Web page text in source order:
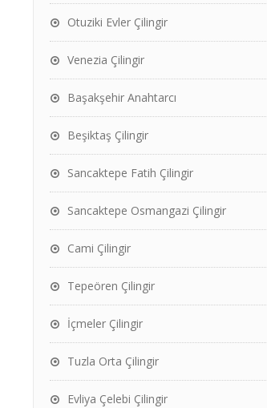
Otuziki Evler Çilingir
Venezia Çilingir
Başakşehir Anahtarcı
Beşiktaş Çilingir
Sancaktepe Fatih Çilingir
Sancaktepe Osmangazi Çilingir
Cami Çilingir
Tepeören Çilingir
İçmeler Çilingir
Tuzla Orta Çilingir
Evliya Çelebi Çilingir